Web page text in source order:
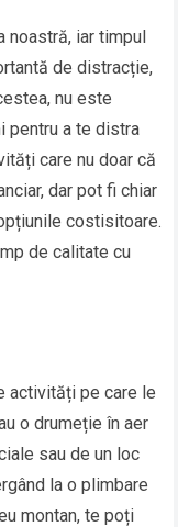
noastră, iar timpul
de distracție,
nu este
pentru a te distra
care nu doar că
dar pot fi chiar
costisitoare.
de calitate cu
activități pe care le
o drumeție în aer
sau de un loc
la o plimbare
montan, te poți